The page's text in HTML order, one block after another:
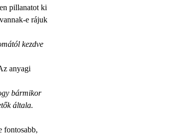
pillanatot ki
e rájuk
kezdve
anyagi
bármikor
általa.
fontosabb,